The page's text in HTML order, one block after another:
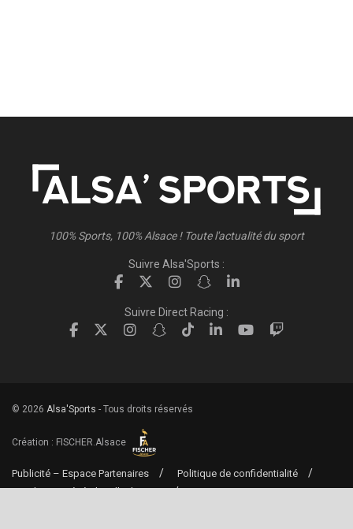
100% Sports, 100% Alsace ! Toute l'actualité du sport
Suivre Alsa'Sports :
Suivre Direct Racing :
© 2026 Alsa'Sports - Tous droits réservés
Création : FISCHER.Alsace
Publicité – Espace Partenaires
Politique de confidentialité
Conditions générales d’utilisation